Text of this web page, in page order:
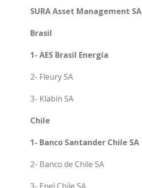
SURA Asset Management SA
Brasil
1- AES Brasil Energía
2- Fleury SA
3- Klabin SA
Chile
1- Banco Santander Chile SA
2- Banco de Chile SA